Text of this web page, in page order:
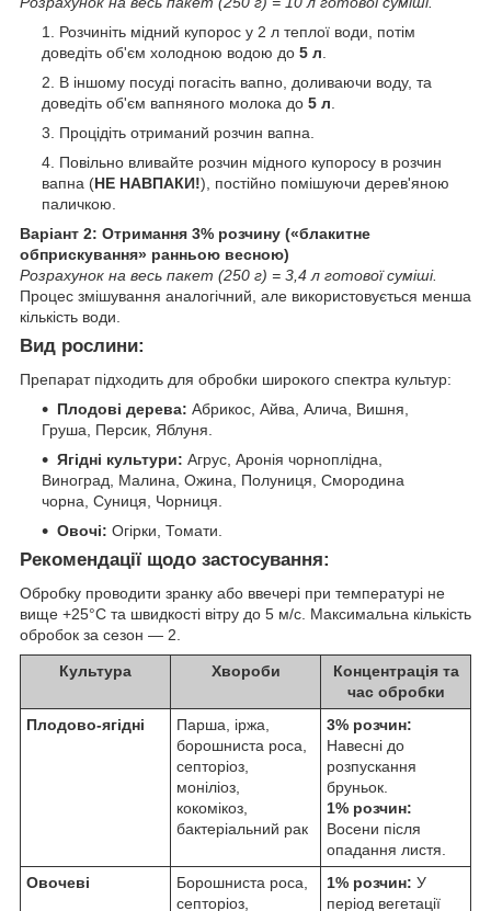
Розчиніть мідний купорос у 2 л теплої води, потім
доведіть об'єм холодною водою до 5 л.
В іншому посуді погасіть вапно, доливаючи воду, та
доведіть об'єм вапняного молока до 5 л.
Процідіть отриманий розчин вапна.
Повільно вливайте розчин мідного купоросу в розчин
вапна (НЕ НАВПАКИ!), постійно помішуючи дерев'яною
паличкою.
Варіант 2: Отримання 3% розчину («блакитне
обприскування» ранньою весною)
Розрахунок на весь пакет (250 г) = 3,4 л готової суміші.
Процес змішування аналогічний, але використовується менша
кількість води.
Вид рослини:
Препарат підходить для обробки широкого спектра культур:
Плодові дерева: Абрикос, Айва, Алича, Вишня,
Груша, Персик, Яблуня.
Ягідні культури: Агрус, Аронія чорноплідна,
Виноград, Малина, Ожина, Полуниця, Смородина
чорна, Суниця, Чорниця.
Овочі: Огірки, Томати.
Рекомендації щодо застосування:
Обробку проводити зранку або ввечері при температурі не
вище +25°С та швидкості вітру до 5 м/с. Максимальна кількість
обробок за сезон — 2.
Культура Хвороби
Концентрація та
час обробки
Плодово-ягідні
Парша, іржа,
борошниста роса,
септоріоз,
моніліоз,
кокомікоз,
бактеріальний рак
3% розчин:
Навесні до
розпускання
бруньок.
1% розчин:
Восени після
опадання листя.
Овочеві
Борошниста роса,
септоріоз,
1% розчин: У
період вегетації